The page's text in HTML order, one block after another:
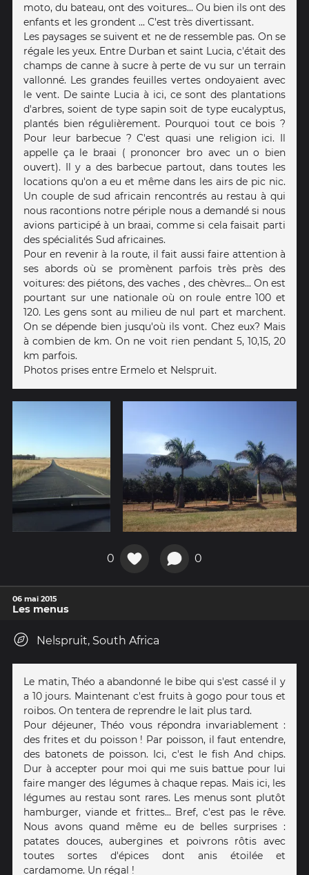
moto, du bateau, ont des voitures... Ou bien ils ont des
enfants et les grondent ... C'est très divertissant.
Les paysages se suivent et ne de ressemble pas. On se
régale les yeux. Entre Durban et saint Lucia, c'était des
champs de canne à sucre à perte de vu sur un terrain
vallonné. Les grandes feuilles vertes ondoyaient avec
le vent. De sainte Lucia à ici, ce sont des plantations
d'arbres, soient de type sapin soit de type eucalyptus,
plantés bien régulièrement. Pourquoi tout ce bois ?
Pour leur barbecue ? C'est quasi une religion ici. Il
appelle ça le braai ( prononcer bro avec un o bien
ouvert). Il y a des barbecue partout, dans toutes les
locations qu'on a eu et même dans les airs de pic nic.
Un couple de sud africain rencontrés au restau à qui
nous racontions notre périple nous a demandé si nous
avions participé à un braai, comme si cela faisait parti
des spécialités Sud africaines.
Pour en revenir à la route, il fait aussi faire attention à
ses abords où se promènent parfois très près des
voitures: des piétons, des vaches , des chèvres... On est
pourtant sur une nationale où on roule entre 100 et
120. Les gens sont au milieu de nul part et marchent.
On se dépende bien jusqu'où ils vont. Chez eux? Mais
à combien de km. On ne voit rien pendant 5, 10,15, 20
km parfois.
Photos prises entre Ermelo et Nelspruit.
0 0
06 mai 2015
Les menus
Nelspruit, South Africa
Le matin, Théo a abandonné le bibe qui s'est cassé il y
a 10 jours. Maintenant c'est fruits à gogo pour tous et
roibos. On tentera de reprendre le lait plus tard.
Pour déjeuner, Théo vous répondra invariablement :
des frites et du poisson ! Par poisson, il faut entendre,
des batonets de poisson. Ici, c'est le fish And chips.
Dur à accepter pour moi qui me suis battue pour lui
faire manger des légumes à chaque repas. Mais ici, les
légumes au restau sont rares. Les menus sont plutôt
hamburger, viande et frittes... Bref, c'est pas le rêve.
Nous avons quand même eu de belles surprises :
patates douces, aubergines et poivrons rôtis avec
toutes sortes d'épices dont anis étoilée et
cardamome. Un régal !